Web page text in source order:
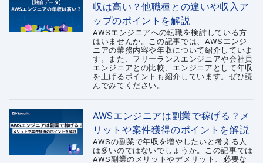
収は高い？他職種との違いや収入ア
ップのポイントを解説
AWSエンジニアへの転職を検討している方
はいませんか。この記事では、AWSエンジ
ニアの業務内容や年収について紹介していま
す。また、フリーランスエンジニアや会社員
エンジニアとの比較、エンジニアとして年収
を上げるポイントも紹介しています。ぜひ読
んでみてください。
AWSエンジニアは副業で稼げる？メ
リットや案件獲得のポイントを解説
AWSの副業で年収を増やしたいと考える人
は多いのではないでしょうか。この記事では
AWS副業のメリットやデメリット、必要な